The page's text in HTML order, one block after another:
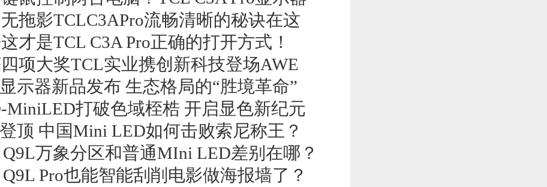
拖影TCLC3APro流畅清晰的秘诀在这
才是TCL C3A Pro正确的打开方式！
项大奖TCL实业携创新科技登场AWE
示器新品发布 生态格局的“胜境革命”
MiniLED打破色域桎梏 开启显色新纪元
顶 中国Mini LED如何击败索尼称王？
万象分区和普通MIni LED差别在哪？
Pro也能智能刮削电影做海报墙了？